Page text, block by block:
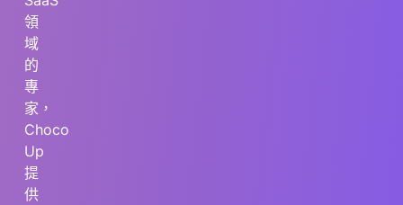
領
域
的
專
家，
Choco
Up
提
供